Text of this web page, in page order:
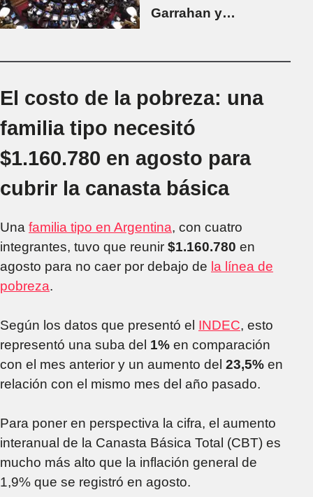
Garrahan y
El costo de la pobreza: una
familia tipo necesitó
$1.160.780 en agosto para
cubrir la canasta básica
Una familia tipo en Argentina, con cuatro
integrantes, tuvo que reunir $1.160.780 en
agosto para no caer por debajo de la línea de
pobreza.
Según los datos que presentó el INDEC, esto
representó una suba del 1% en comparación
con el mes anterior y un aumento del 23,5% en
relación con el mismo mes del año pasado.
Para poner en perspectiva la cifra, el aumento
interanual de la Canasta Básica Total (CBT) es
mucho más alto que la inflación general de
1,9% que se registró en agosto.